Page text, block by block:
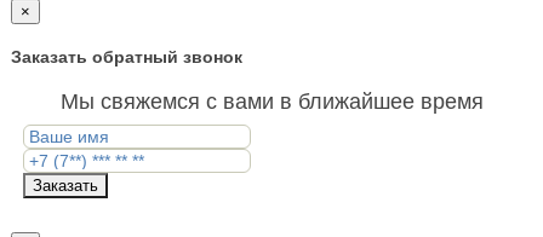
×
Заказать обратный звонок
Мы свяжемся с вами в ближайшее время
Заказать